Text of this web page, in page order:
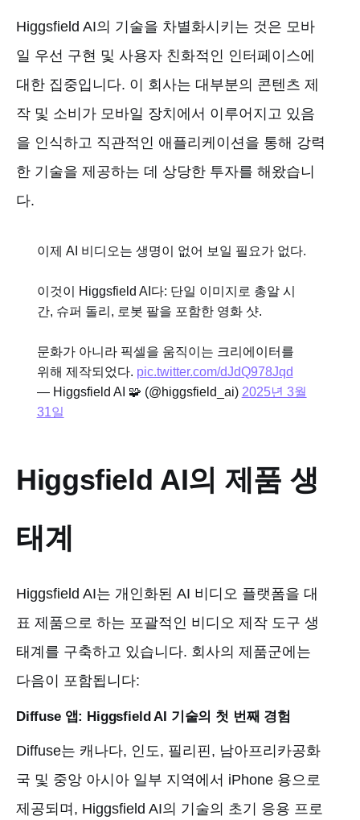
Higgsfield AI의 기술을 차별화시키는 것은 모바
일 우선 구현 및 사용자 친화적인 인터페이스에
대한 집중입니다. 이 회사는 대부분의 콘텐츠 제
작 및 소비가 모바일 장치에서 이루어지고 있음
을 인식하고 직관적인 애플리케이션을 통해 강력
한 기술을 제공하는 데 상당한 투자를 해왔습니
다.
이제 AI 비디오는 생명이 없어 보일 필요가 없다.
이것이 Higgsfield AI다: 단일 이미지로 총알 시
간, 슈퍼 돌리, 로봇 팔을 포함한 영화 샷.
문화가 아니라 픽셀을 움직이는 크리에이터를
위해 제작되었다. pic.twitter.com/dJdQ978Jqd
— Higgsfield AI 🧩 (@higgsfield_ai) 2025년 3월
31일
Higgsfield AI의 제품 생
태계
Higgsfield AI는 개인화된 AI 비디오 플랫폼을 대
표 제품으로 하는 포괄적인 비디오 제작 도구 생
태계를 구축하고 있습니다. 회사의 제품군에는
다음이 포함됩니다:
Diffuse 앱: Higgsfield AI 기술의 첫 번째 경험
Diffuse는 캐나다, 인도, 필리핀, 남아프리카공화
국 및 중앙 아시아 일부 지역에서 iPhone 용으로
제공되며, Higgsfield AI의 기술의 초기 응용 프로